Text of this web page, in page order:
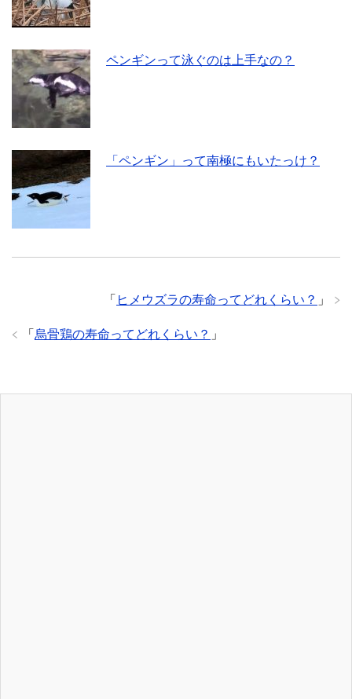
ペンギンって泳ぐのは上手なの？
「ペンギン」って南極にもいたっけ？
「 ヒメウズラの寿命ってどれくらい？ 」
「 烏骨鶏の寿命ってどれくらい？ 」